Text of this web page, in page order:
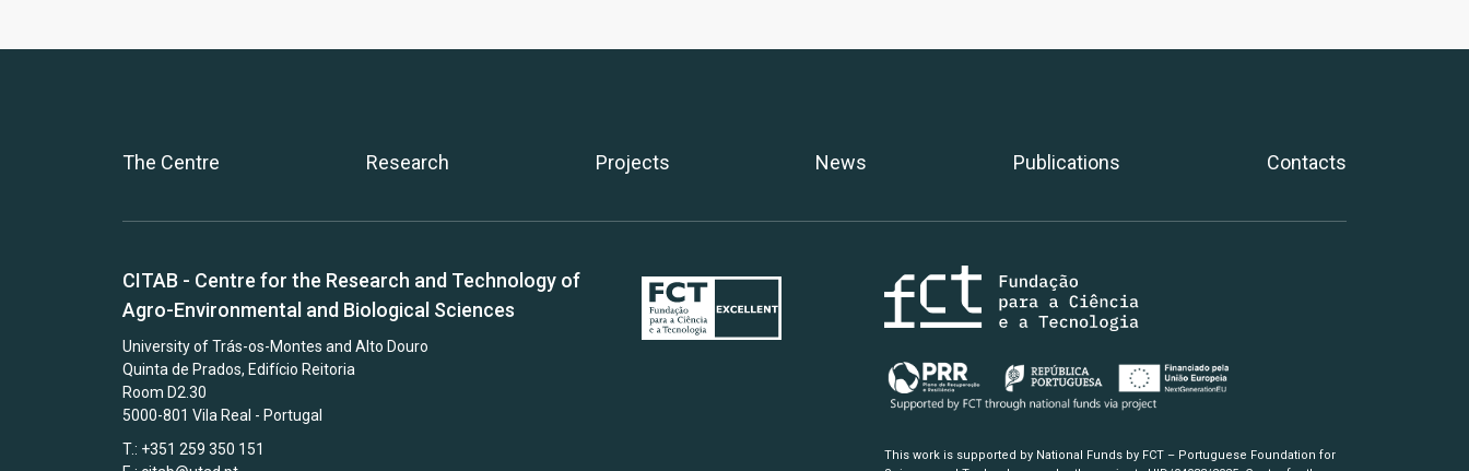
The Centre Research Projects News Publications Contacts
CITAB - Centre for the Research and Technology of
Agro-Environmental and Biological Sciences
University of Trás-os-Montes and Alto Douro
Quinta de Prados, Edifício Reitoria
Room D2.30
5000-801 Vila Real - Portugal
T.: +351 259 350 151
This work is supported by National Funds by FCT – Portuguese Foundation for